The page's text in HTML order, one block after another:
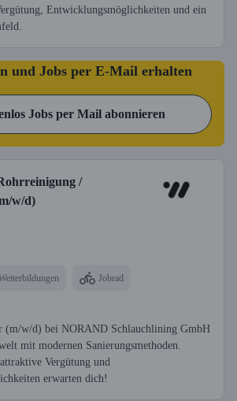
Entwicklungsmöglichkeiten und ein
und Jobs per E-Mail erhalten
Jobs per Mail abonnieren
/
w/d)
Jobrad
(m/w/d) bei NORAND Schlauchlining GmbH
mit modernen Sanierungsmethoden.
Vergütung und
erwarten dich!